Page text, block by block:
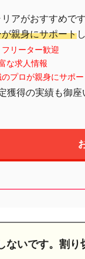
アがおすすめで
親身にサポート
フリーター歓迎
な求人情報
のプロが親身にサポー
獲得の実績も御座
ないです。割り